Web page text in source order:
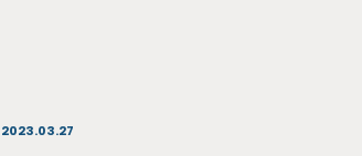
2023.03.27